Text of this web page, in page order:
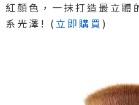
紅顏色，一抹打造最立體
系光澤! ( 立即購買 )